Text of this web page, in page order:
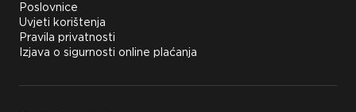
Poslovnice
Uvjeti korištenja
Pravila privatnosti
Izjava o sigurnosti online plaćanja